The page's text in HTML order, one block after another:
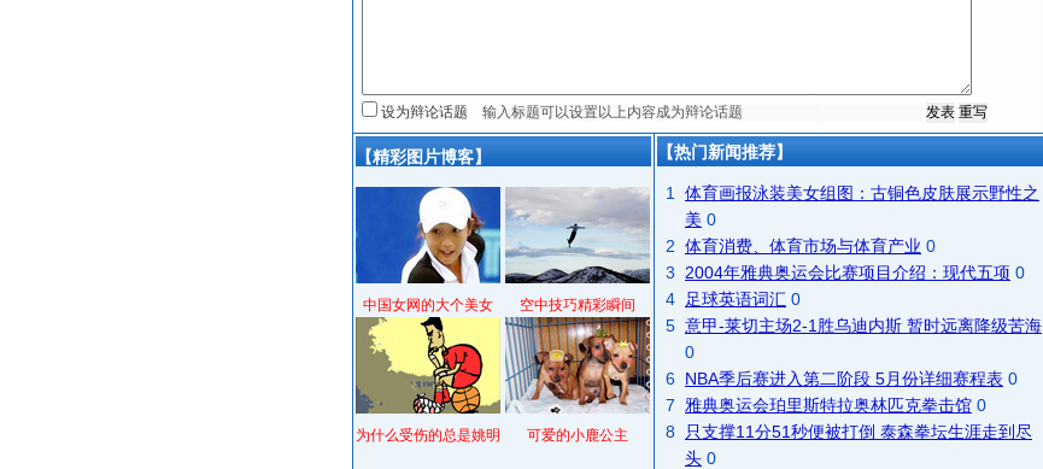
设为辩论话题
【精彩图片博客】
中国女网的大个美女 空中技巧精彩瞬间
为什么受伤的总是姚明 可爱的小鹿公主
【热门新闻推荐】
1
体育画报泳装美女组图：古铜色皮肤展示野性之
美 0
2 体育消费、体育市场与体育产业 0
3
2004年雅典奥运会比赛项目介绍：现代五项 0
4
足球英语词汇 0
5 意甲-莱切主场2-1胜乌迪内斯 暂时远离降级苦海
0
6 NBA季后赛进入第二阶段 5月份详细赛程表 0
7
雅典奥运会珀里斯特拉奥林匹克拳击馆 0
8
只支撑11分51秒便被打倒 泰森拳坛生涯走到尽
头 0